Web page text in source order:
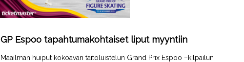
GP Espoo tapahtumakohtaiset liput myyntiin
Maailman huiput kokoavan taitoluistelun Grand Prix Espoo –kilpailun